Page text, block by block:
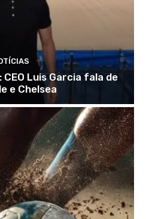
CEO Luis Garcia fala de
e Chelsea